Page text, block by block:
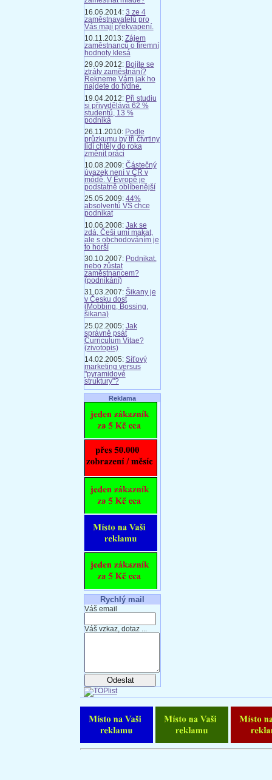
16.06.2014: 3 ze 4
zaměstnavatelů pro
Vás mají překvapení.
10.11.2013: Zájem
zaměstnanců o firemní
hodnoty klesá
29.09.2012: Bojíte se
ztráty zaměstnání?
Řekneme Vám jak ho
najdete do týdne.
19.04.2012: Při studiu
si přivydělává 62 %
studentů, 13 %
podniká
26.11.2010: Podle
průzkumu by tři čtvrtiny
lidí chtěly do roka
změnit práci
10.08.2009: Částečný
úvazek není v ČR v
módě. V Evropě je
podstatně oblíbenější
25.05.2009: 44%
absolventů VŠ chce
podnikat
10.06.2008: Jak se
zdá, Češi umí makat,
ale s obchodováním je
to horší
30.10.2007: Podnikat,
nebo zůstat
zaměstnancem?
(podnikání)
31.03.2007: Šikany je
v Česku dost
(Mobbing, Bossing,
šikana)
25.02.2005: Jak
správně psát
Curriculum Vitae?
(zivotopis)
14.02.2005: Síťový
marketing versus
"pyramidové
struktury"?
Reklama
Rychlý mail
Váš email
Váš vzkaz, dotaz ...